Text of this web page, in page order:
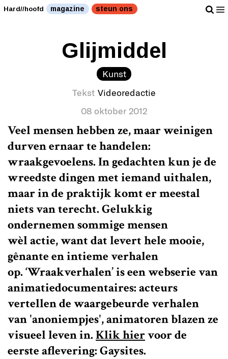
Hard//hoofd magazine steun ons
Glijmiddel
Kunst
Tekst Videoredactie
08 oktober 2012
Veel mensen hebben ze, maar weinigen
durven ernaar te handelen:
wraakgevoelens. In gedachten kun je de
wreedste dingen met iemand uithalen,
maar in de praktijk komt er meestal
niets van terecht. Gelukkig
ondernemen sommige mensen
wèl actie, want dat levert hele mooie,
gênante en intieme verhalen
op. ‘Wraakverhalen’ is een webserie van
animatiedocumentaires: acteurs
vertellen de waargebeurde verhalen
van 'anoniempjes', animatoren blazen ze
visueel leven in.Klik hiervoor de
eerste aflevering: Gaysites.